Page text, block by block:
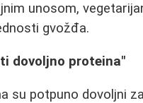
unosom,
gvožđa.
dovoljno proteina"
su potpuno dovoljni